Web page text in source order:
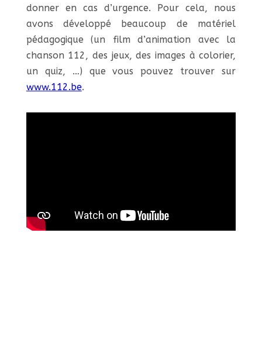
donner en cas d’urgence. Pour cela, nous
avons développé beaucoup de matériel
pédagogique (un film d’animation avec la
chanson 112, des jeux, des images à colorier,
un quiz, …) que vous pouvez trouver sur
www.112.be.